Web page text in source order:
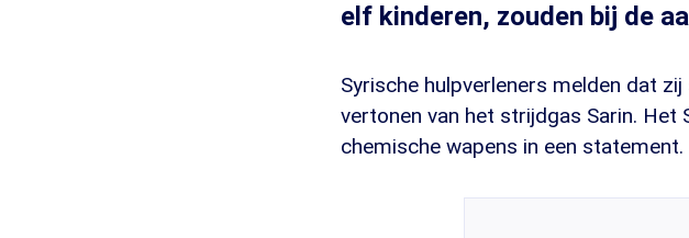
elf kinderen, zouden bij de
Syrische hulpverleners melden dat
vertonen van het strijdgas Sarin. Het
chemische wapens in een statement.